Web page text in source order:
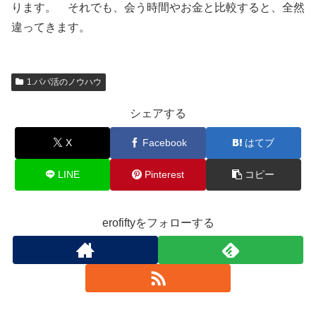
ります。 それでも、会う時間やお金と比較すると、全然
違ってきます。
1.パパ活のノウハウ
シェアする
X Facebook はてブ
LINE Pinterest コピー
erofiftyをフォローする